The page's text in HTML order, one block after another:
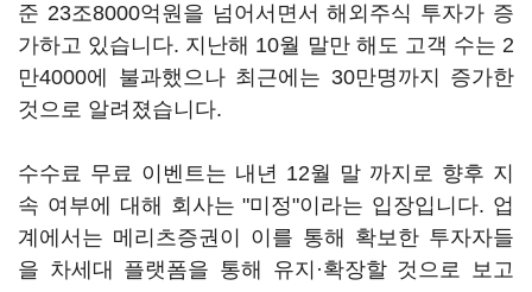
준 23조8000억원을 넘어서면서 해외주식 투자가 증
가하고 있습니다. 지난해 10월 말만 해도 고객 수는 2
만4000에 불과했으나 최근에는 30만명까지 증가한
것으로 알려졌습니다.
수수료 무료 이벤트는 내년 12월 말 까지로 향후 지
속 여부에 대해 회사는 "미정"이라는 입장입니다. 업
계에서는 메리츠증권이 이를 통해 확보한 투자자들
을 차세대 플랫폼을 통해 유지·확장할 것으로 보고